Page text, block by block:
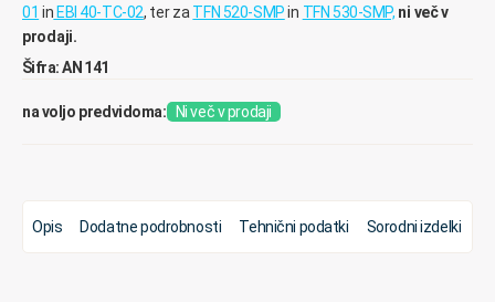
01 in EBI 40-TC-02, ter za TFN 520-SMPin TFN 530-SMP, ni več v
prodaji.
Šifra: AN 141
na voljo predvidoma: Ni več v prodaji
Opis Dodatne podrobnosti Tehnični podatki Sorodni izdelki